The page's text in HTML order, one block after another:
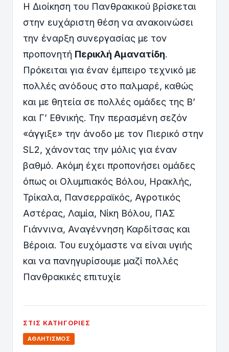
Η Διοίκηση του Πανθρακικού βρίσκεται
στην ευχάριστη θέση να ανακοινώσει
την έναρξη συνεργασίας με τον
προπονητή Περικλή Αμανατίδη.
Πρόκειται για έναν έμπειρο τεχνικό με
πολλές ανόδους στο παλμαρέ, καθώς
και με θητεία σε πολλές ομάδες της Β’
και Γ’ Εθνικής. Την περασμένη σεζόν
«άγγιξε» την άνοδο με τον Πιερικό στην
SL2, χάνοντας την μόλις για έναν
βαθμό. Ακόμη έχει προπονήσει ομάδες
όπως οι Ολυμπιακός Βόλου, Ηρακλής,
Τρίκαλα, Πανσερραϊκός, Αγροτικός
Αστέρας, Λαμία, Νίκη Βόλου, ΠΑΣ
Γιάννινα, Αναγέννηση Καρδίτσας και
Βέροια. Του ευχόμαστε να είναι υγιής
και να πανηγυρίσουμε μαζί πολλές
Πανθρακικές επιτυχίε
ΣΤΙΣ ΚΑΤΗΓΟΡΊΕΣ
ΑΘΛΗΤΙΣΜΌΣ